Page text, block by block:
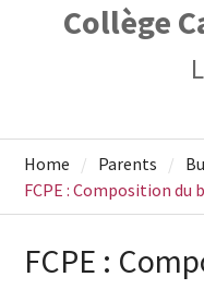
Collège
Home Parents
FCPE : Composition du
FCPE :